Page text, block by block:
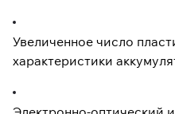
Увеличенное число
характеристики